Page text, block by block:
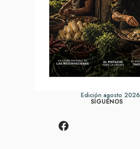
Edición agosto 2026
SÍGUENOS